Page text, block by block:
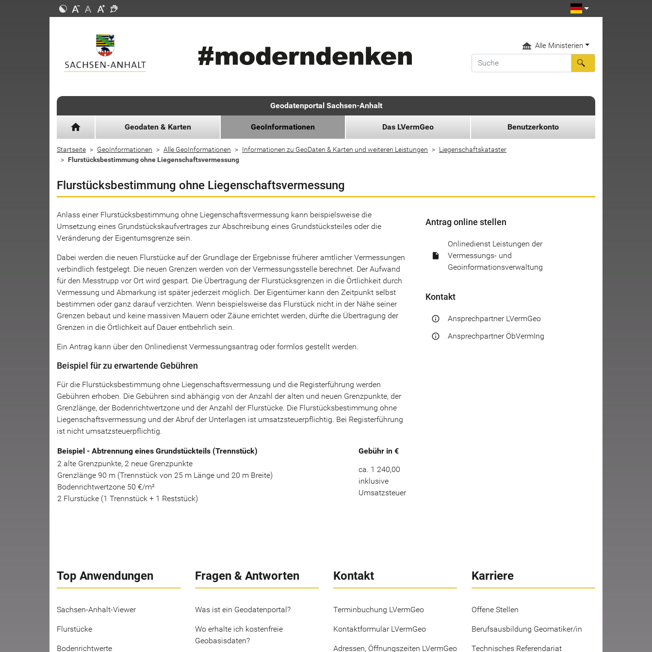
Alle Ministerien
Geodatenportal Sachsen-Anhalt
home Geodaten & Karten GeoInformationen Das LVermGeo Benutzerkonto
Startseite GeoInformationen Alle GeoInformationen Informationen zu GeoDaten & Karten und weiteren Leistungen
Liegenschaftskataster
Flurstücksbestimmung ohne Liegenschaftsvermessung
Flurstücksbestimmung ohne Liegenschaftsvermessung
Anlass einer Flurstücksbestimmung ohne Liegenschaftsvermessung kann beispielsweise die
Umsetzung eines Grundstückskaufvertrages zur Abschreibung eines Grundstücksteiles oder die
Veränderung der Eigentumsgrenze sein.
Dabei werden die neuen Flurstücke auf der Grundlage der Ergebnisse früherer amtlicher Vermessungen
verbindlich festgelegt. Die neuen Grenzen werden von der Vermessungsstelle berechnet. Der Aufwand
für den Messtrupp vor Ort wird gespart. Die Übertragung der Flurstücksgrenzen in die Örtlichkeit durch
Vermessung und Abmarkung ist später jederzeit möglich. Der Eigentümer kann den Zeitpunkt selbst
bestimmen oder ganz darauf verzichten. Wenn beispielsweise das Flurstück nicht in der Nähe seiner
Grenzen bebaut und keine massiven Mauern oder Zäune errichtet werden, dürfte die Übertragung der
Grenzen in die Örtlichkeit auf Dauer entbehrlich sein.
Ein Antrag kann über den Onlinedienst Vermessungsantrag oder formlos gestellt werden.
Beispiel für zu erwartende Gebühren
Für die Flurstücksbestimmung ohne Liegenschaftsvermessung und die Registerführung werden
Gebühren erhoben. Die Gebühren sind abhängig von der Anzahl der alten und neuen Grenzpunkte, der
Grenzlänge, der Bodenrichtwertzone und der Anzahl der Flurstücke. Die Flurstücksbestimmung ohne
Liegenschaftsvermessung und der Abruf der Unterlagen ist umsatzsteuerpflichtig. Bei Registerführung
ist nicht umsatzsteuerpflichtig.
Beispiel - Abtrennung eines Grundstückteils (Trennstück)
Gebühr in €
2 alte Grenzpunkte, 2 neue Grenzpunkte
Grenzlänge 90 m (Trennstück von 25 m Länge und 20 m Breite)
Bodenrichtwertzone 50 €/m²
2 Flurstücke (1 Trennstück + 1 Reststück)
ca. 1 240,00
inklusive
Umsatzsteuer
Antrag online stellen
insert_drive_file
Onlinedienst Leistungen der
Vermessungs- und
Geoinformationsverwaltung
Kontakt
info_outline Ansprechpartner LVermGeo
info_outline Ansprechpartner ÖbVermIng
Top Anwendungen
Sachsen-Anhalt-Viewer
Flurstücke
Bodenrichtwerte
Fragen & Antworten
Was ist ein Geodatenportal?
Wo erhalte ich kostenfreie
Geobasisdaten?
Kontakt
Terminbuchung LVermGeo
Kontaktformular LVermGeo
Adressen, Öffnungszeiten LVermGeo
Karriere
Offene Stellen
Berufsausbildung Geomatiker/in
Technisches Referendariat